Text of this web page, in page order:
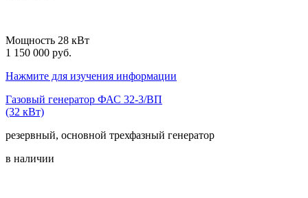
Мощность 28 кВт
1 150 000 руб.
Нажмите для изучения информации
Газовый генератор ФАС 32-3/ВП
(32 кВт)
резервный, основной трехфазный генератор
в наличии